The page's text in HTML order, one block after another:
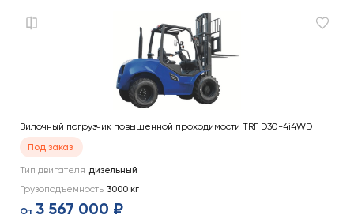
Вилочный погрузчик повышенной проходимости TRF D30-4i4WD
Под заказ
Тип двигателя дизельный
Грузоподъемность 3000 кг
От 3 567 000 ₽